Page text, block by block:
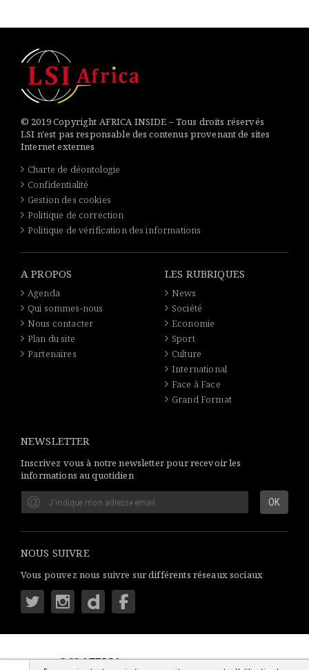
© 2019 Copyright AFRICA INSIDE – Tous droits réservés
LSI n'est pas responsable des contenus provenant de sites
Internet externes
Charte de déontologie
Confidentialité
Gestion des cookies
Politique de correction
Politique de vérification des informations
A PROPOS
Agenda
Qui sommes-nous
Nous contacter
Plan du site
Partenaires
LES RUBRIQUES
News
Société
Economie
Sport
Culture
International
Face à Face
Grand Format
NEWSLETTER
Inscrivez vous à notre newsletter pour recevoir les
informations au quotidien
NOUS SUIVRE
Vous pouvez nous suivre sur différents réseaux sociaux
LSIAFRICA: S'INFORMER SIMPLEMENT